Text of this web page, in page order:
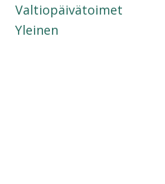
Valtiopäivätoimet
Yleinen